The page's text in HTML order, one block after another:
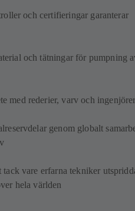
och certifieringar garanterar
och tätningar för pumpning
med rederier, varv och
genom globalt
tack vare erfarna tekniker
hela världen